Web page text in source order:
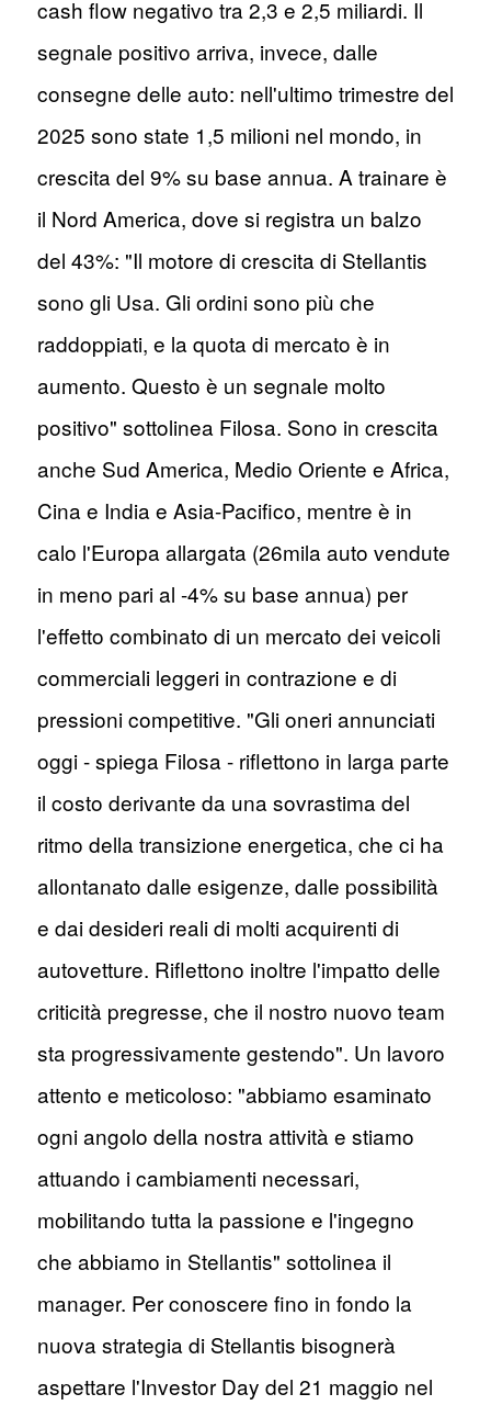
cash flow negativo tra 2,3 e 2,5 miliardi. Il
segnale positivo arriva, invece, dalle
consegne delle auto: nell'ultimo trimestre del
2025 sono state 1,5 milioni nel mondo, in
crescita del 9% su base annua. A trainare è
il Nord America, dove si registra un balzo
del 43%: "Il motore di crescita di Stellantis
sono gli Usa. Gli ordini sono più che
raddoppiati, e la quota di mercato è in
aumento. Questo è un segnale molto
positivo" sottolinea Filosa. Sono in crescita
anche Sud America, Medio Oriente e Africa,
Cina e India e Asia-Pacifico, mentre è in
calo l'Europa allargata (26mila auto vendute
in meno pari al -4% su base annua) per
l'effetto combinato di un mercato dei veicoli
commerciali leggeri in contrazione e di
pressioni competitive. "Gli oneri annunciati
oggi - spiega Filosa - riflettono in larga parte
il costo derivante da una sovrastima del
ritmo della transizione energetica, che ci ha
allontanato dalle esigenze, dalle possibilità
e dai desideri reali di molti acquirenti di
autovetture. Riflettono inoltre l'impatto delle
criticità pregresse, che il nostro nuovo team
sta progressivamente gestendo". Un lavoro
attento e meticoloso: "abbiamo esaminato
ogni angolo della nostra attività e stiamo
attuando i cambiamenti necessari,
mobilitando tutta la passione e l'ingegno
che abbiamo in Stellantis" sottolinea il
manager. Per conoscere fino in fondo la
nuova strategia di Stellantis bisognerà
aspettare l'Investor Day del 21 maggio nel